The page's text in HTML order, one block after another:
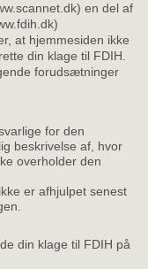
en del af
at hjemmesiden ikke
din klage til FDIH.
forudsætninger
for den
beskrivelse af, hvor
overholder den
er afhjulpet senest
din klage til FDIH på